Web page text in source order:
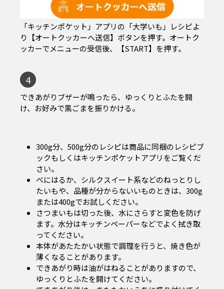
「キッチンポケット」アプリの「大学いも」レシピよ
り【オートクッカーへ送信】ボタンを押す。オートク
ッカーでメニューの受信後、【START】を押す。
4
できあがりブザーが鳴ったら、ゆっくりとふたを開
け、お好みで黒ごまを振りかける。
300g分、500g分のレシピは商品に同梱のレシピブ
ックもしくはキッチンポケットアプリをご覧くだ
さい。
べにはるか、シルクスイート系などのねっとりし
たいもや、品種が分からないいものときは、300g
または400gでお試しください。
さつまいもは切った後、水にさらすと変色を防げ
ます。水分はキッチンペーパーなどでよく拭き取
ってください。
本体があたたかい状態で調理を行うと、焼き色が
薄くなることがあります。
できあがり時は油がはねることがありますので、
ゆっくりとふたを開けてください。